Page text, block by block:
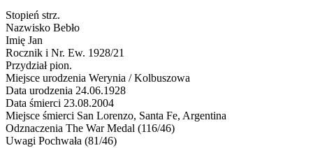
Stopień strz.
Nazwisko Bebło
Imię Jan
Rocznik i Nr. Ew. 1928/21
Przydział pion.
Miejsce urodzenia Werynia / Kolbuszowa
Data urodzenia 24.06.1928
Data śmierci 23.08.2004
Miejsce śmierci San Lorenzo, Santa Fe, Argentina
Odznaczenia The War Medal (116/46)
Uwagi Pochwała (81/46)